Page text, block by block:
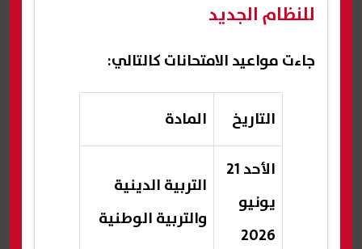
للنظام الجديد
جاءت مواعيد الامتحانات كالتالي:
التاريخ
المادة
الأحد 21
يونيو
2026
التربية الدينية
والتربية الوطنية